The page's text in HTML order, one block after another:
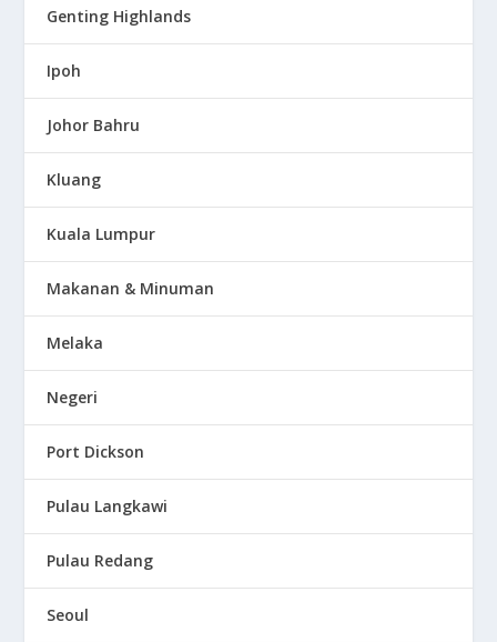
Genting Highlands
Ipoh
Johor Bahru
Kluang
Kuala Lumpur
Makanan & Minuman
Melaka
Negeri
Port Dickson
Pulau Langkawi
Pulau Redang
Seoul